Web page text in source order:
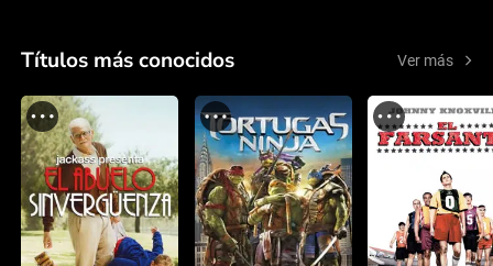
Títulos más conocidos Ver más